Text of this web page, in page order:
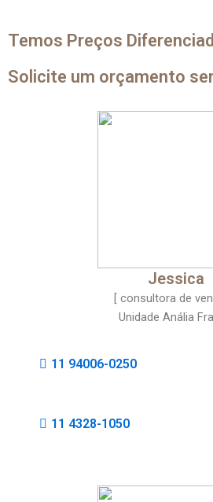
Temos Preços
Solicite um orçamento
Jessica
[ consultora de
Unidade Anália
11 94006-0250
11 4328-1050